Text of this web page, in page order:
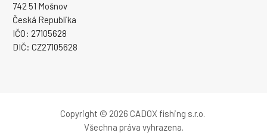
742 51 Mošnov
Česká Republika
IČO: 27105628
DIČ: CZ27105628
Copyright © 2026 CADOX fishing s.r.o.
Všechna práva vyhrazena.